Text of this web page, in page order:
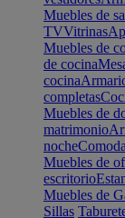
Muebles de
TVVitrinas
Muebles de
de cocina
cocina
completas
Muebles de
matrimonio
noche
Muebles de
escritorio
Muebles de
Sillas